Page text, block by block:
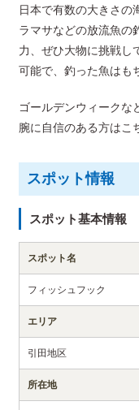
日本で有数の大きさの
ラマサなどの放流魚の
力、ぜひ大物に挑戦し
可能で、釣った魚はも
ゴールデンウィークな
腕に自信のある方はこ
スポット情報
スポット基本情報
スポット名
フィッシュフック
エリア
引田地区
所在地